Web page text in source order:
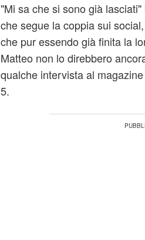
"Mi sa che si sono già
che segue la coppia sui
che pur essendo già finita la
Matteo non lo direbbero
qualche intervista al
5.